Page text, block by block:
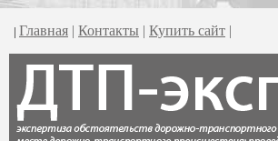
| Главная | Контакты | Купить сайт |